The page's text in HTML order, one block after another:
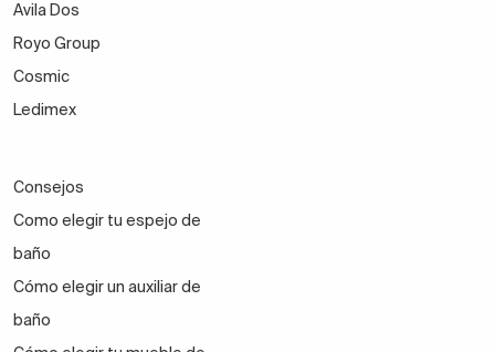
Avila Dos
Royo Group
Cosmic
Ledimex
Consejos
Como elegir tu espejo de
baño
Cómo elegir un auxiliar de
baño